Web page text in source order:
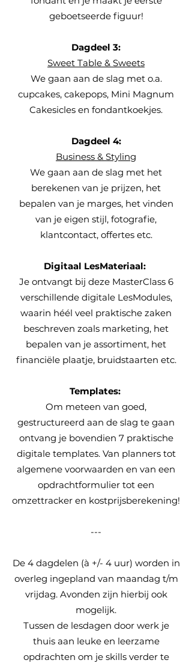
geboetseerde figuur!
Dagdeel 3:
Sweet Table & Sweets
We gaan aan de slag met o.a.
cupcakes, cakepops, Mini Magnum
Cakesicles en fondantkoekjes.
Dagdeel 4:
Business & Styling
We gaan aan de slag met het
berekenen van je prijzen, het
bepalen van je marges, het vinden
van je eigen stijl, fotografie,
klantcontact, offertes etc.
Digitaal LesMateriaal:
Je ontvangt bij deze MasterClass 6
verschillende digitale LesModules,
waarin héél veel praktische zaken
beschreven zoals marketing, het
bepalen van je assortiment, het
financiële plaatje, bruidstaarten etc.
Templates:
Om meteen van goed,
gestructureerd aan de slag te gaan
ontvang je bovendien 7 praktische
digitale templates. Van planners tot
algemene voorwaarden en van een
opdrachtformulier tot een
omzettracker en kostprijsberekening!
---
De 4 dagdelen (à +/- 4 uur) worden in
overleg ingepland van maandag t/m
vrijdag. Avonden zijn hierbij ook
mogelijk.
Tussen de lesdagen door werk je
thuis aan leuke en leerzame
opdrachten om je skills verder te